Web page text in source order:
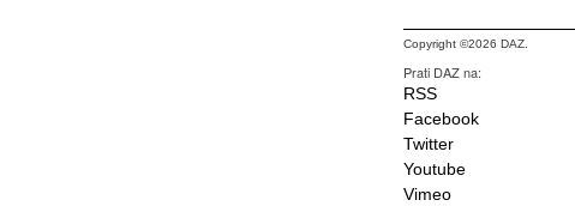
Copyright ©2026 DAZ.
Prati DAZ na:
RSS
Facebook
Twitter
Youtube
Vimeo